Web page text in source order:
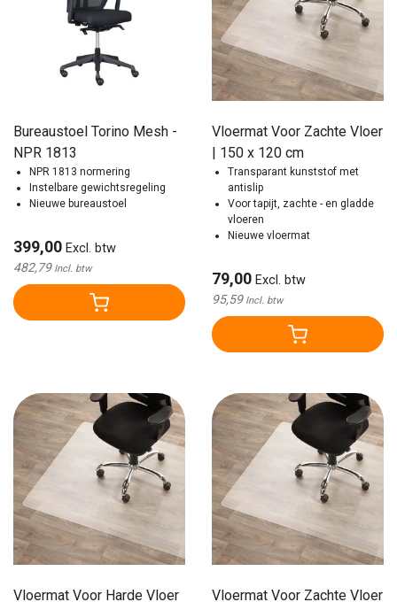
Bureaustoel Torino Mesh -
NPR 1813
NPR 1813 normering
Instelbare gewichtsregeling
Nieuwe bureaustoel
399,00 Excl. btw
482,79 Incl. btw
Vloermat Voor Zachte Vloer
| 150 x 120 cm
Transparant kunststof met
antislip
Voor tapijt, zachte - en gladde
vloeren
Nieuwe vloermat
79,00 Excl. btw
95,59 Incl. btw
Vloermat Voor Harde Vloer
Vloermat Voor Zachte Vloer